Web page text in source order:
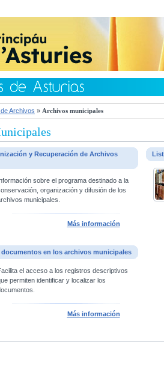
de Archivos » Archivos municipales
y Recuperación de Archivos
sobre el programa destinado a la
organización y difusión de los
municipales.
Más información
en los archivos municipales
el acceso a los registros descriptivos
permiten identificar y localizar los
Más información